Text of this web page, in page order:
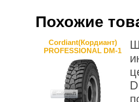
Похожие
Cordiant(Кордиант)
PROFESSIONAL DM-1